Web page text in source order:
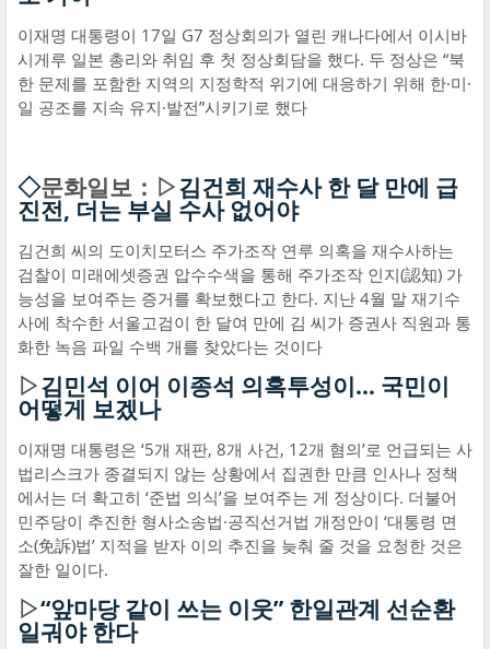
이재명 대통령이 17일 G7 정상회의가 열린 캐나다에서 이시바
시게루 일본 총리와 취임 후 첫 정상회담을 했다. 두 정상은 “북
한 문제를 포함한 지역의 지정학적 위기에 대응하기 위해 한·미·
일 공조를 지속 유지·발전”시키기로 했다
◇문화일보：▷김건희 재수사 한 달 만에 급
진전, 더는 부실 수사 없어야
김건희 씨의 도이치모터스 주가조작 연루 의혹을 재수사하는
검찰이 미래에셋증권 압수수색을 통해 주가조작 인지(認知) 가
능성을 보여주는 증거를 확보했다고 한다. 지난 4월 말 재기수
사에 착수한 서울고검이 한 달여 만에 김 씨가 증권사 직원과 통
화한 녹음 파일 수백 개를 찾았다는 것이다
▷김민석 이어 이종석 의혹투성이… 국민이
어떻게 보겠나
이재명 대통령은 ‘5개 재판, 8개 사건, 12개 혐의’로 언급되는 사
법리스크가 종결되지 않는 상황에서 집권한 만큼 인사나 정책
에서는 더 확고히 ‘준법 의식’을 보여주는 게 정상이다. 더불어
민주당이 추진한 형사소송법·공직선거법 개정안이 ‘대통령 면
소(免訴)법’ 지적을 받자 이의 추진을 늦춰 줄 것을 요청한 것은
잘한 일이다.
▷“앞마당 같이 쓰는 이웃” 한일관계 선순환
일궈야 한다